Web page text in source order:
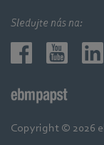
Sledujte nás na:
Copyright © 2026